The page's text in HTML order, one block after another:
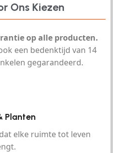
Ons Kiezen
op alle producten.
een bedenktijd van 14
gegarandeerd.
Planten
elke ruimte tot leven